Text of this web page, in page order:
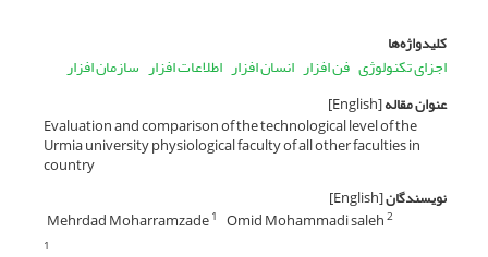
کلیدواژه‌ها
اجزای تکنولوژی فن ­افزار انسان­ افزار اطلاعات­ افزار سازمان­ افزار
عنوان مقاله[English]
Evaluation and comparison of the technological level of the
Urmia university physiological faculty of all other faculties in
country
نویسندگان[English]
Mehrdad Moharramzade1 Omid Mohammadi saleh2
1